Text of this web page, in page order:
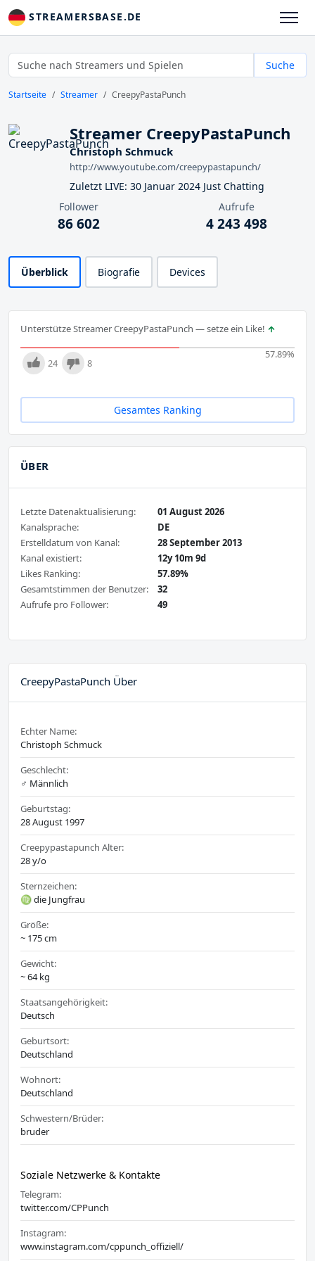
STREAMERSBASE.DE
Suche
Startseite Streamer CreepyPastaPunch
Streamer CreepyPastaPunch
Christoph Schmuck
http://www.youtube.com/creepypastapunch/
Zuletzt LIVE: 30 Januar 2024 Just Chatting
Follower
86 602
Aufrufe
4 243 498
Überblick Biografie Devices
Unterstütze Streamer CreepyPastaPunch — setze ein Like!
57.89%
24 8
Gesamtes Ranking
ÜBER
Letzte Datenaktualisierung:
01 August 2026
Kanalsprache:
DE
Erstelldatum von Kanal:
28 September 2013
Kanal existiert:
12y 10m 9d
Likes Ranking:
57.89%
Gesamtstimmen der Benutzer:
32
Aufrufe pro Follower:
49
CreepyPastaPunch Über
Echter Name:
Christoph Schmuck
Geschlecht:
♂️ Männlich
Geburtstag:
28 August 1997
Creepypastapunch Alter:
28 y/o
Sternzeichen:
♍ die Jungfrau
Größe:
~ 175 cm
Gewicht:
~ 64 kg
Staatsangehörigkeit:
Deutsch
Geburtsort:
Deutschland
Wohnort:
Deutschland
Schwestern/Brüder:
bruder
Soziale Netzwerke & Kontakte
Telegram:
twitter.com/CPPunch
Instagram:
www.instagram.com/cppunch_offiziell/